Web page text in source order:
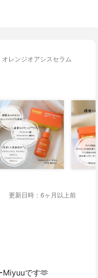
レンジオアシスセラム
更新日時：6ヶ月以上前
Miyuuです🫶